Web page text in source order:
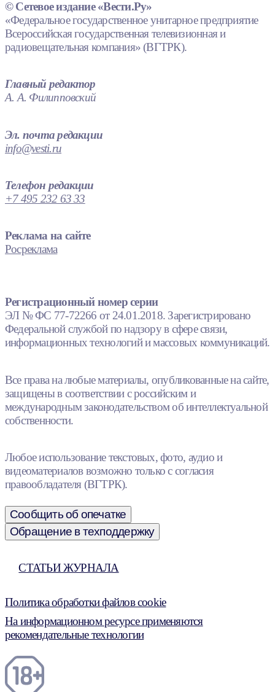
© Сетевое издание «Вести.Ру»
«Федеральное государственное унитарное предприятие
Всероссийская государственная телевизионная и
радиовещательная компания» (ВГТРК).
Главный редактор
А. А. Филипповский
Эл. почта редакции
info@vesti.ru
Телефон редакции
+7 495 232 63 33
Реклама на сайте
Росреклама
Регистрационный номер серии
ЭЛ № ФС 77-72266 от 24.01.2018. Зарегистрировано
Федеральной службой по надзору в сфере связи,
информационных технологий и массовых коммуникаций.
Все права на любые материалы, опубликованные на сайте,
защищены в соответствии с российским и
международным законодательством об интеллектуальной
собственности.
Любое использование текстовых, фото, аудио и
видеоматериалов возможно только с согласия
правообладателя (ВГТРК).
Сообщить об опечатке
Обращение в техподдержку
СТАТЬИ ЖУРНАЛА
Политика обработки файлов cookie
На информационном ресурсе применяются
рекомендательные технологии